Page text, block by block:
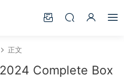
正文
Complete Box